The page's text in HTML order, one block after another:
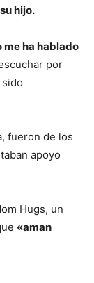
hijo.
me ha hablado
por
fueron de los
apoyo
Hugs, un
«aman